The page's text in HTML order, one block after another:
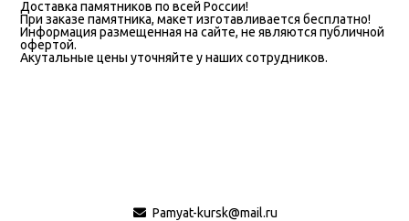
Доставка памятников по всей России!
При заказе памятника, макет изготавливается бесплатно!
Информация размещенная на сайте, не являются публичной
офертой.
Акутальные цены уточняйте у наших сотрудников.
Pamyat-kursk@mail.ru